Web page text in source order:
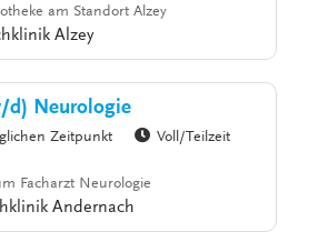
am Standort Alzey
Alzey
d) Neurologie
Zeitpunkt
Voll/Teilzeit
Facharzt Neurologie
Andernach